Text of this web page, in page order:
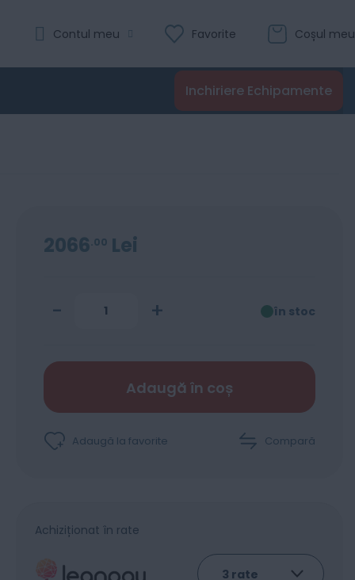
Coșul meu
Favorite
Contul meu
Inchiriere Echipamente
2066 00 Lei
- + în stoc
Adaugă în coș
Adaugă la favorite Compară
Achiziționat în rate
Evaluare:
0
% of 100
Recenzii
Adaugă în coș